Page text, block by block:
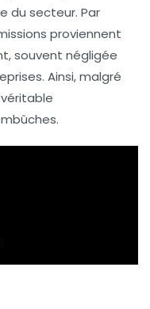
du secteur. Par
proviennent
souvent négligée
Ainsi, malgré